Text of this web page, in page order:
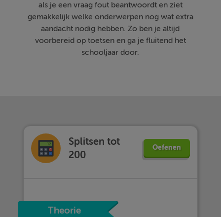
als je een vraag fout beantwoordt en ziet
gemakkelijk welke onderwerpen nog wat extra
aandacht nodig hebben. Zo ben je altijd
voorbereid op toetsen en ga je fluitend het
schooljaar door.
Splitsen tot
200
Oefenen
Theorie